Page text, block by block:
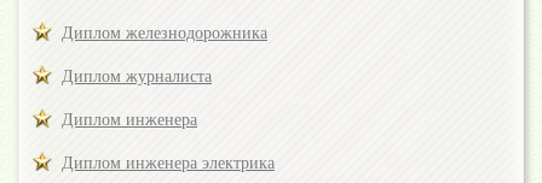
Диплом железнодорожника
Диплом журналиста
Диплом инженера
Диплом инженера электрика